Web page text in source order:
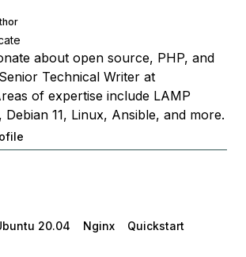
about open source, PHP, and
Technical Writer at
of expertise include LAMP
11, Linux, Ansible, and more.
20.04 Nginx
Quickstart